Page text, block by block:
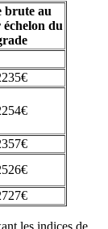
brute au
du
les indices de